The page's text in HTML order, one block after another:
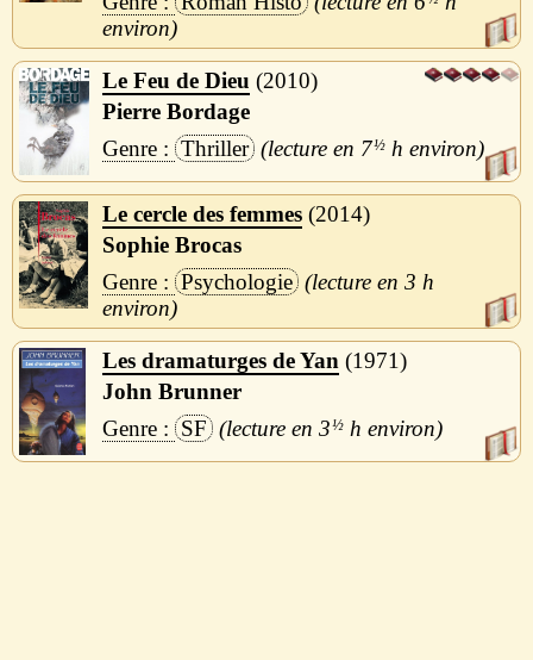
Le Feu de Dieu
2010
Pierre Bordage
Thriller
7½ h
Le cercle des femmes 2014
Sophie Brocas
Psychologie
3 h
Les dramaturges de Yan
1971
John Brunner
SF
3½ h